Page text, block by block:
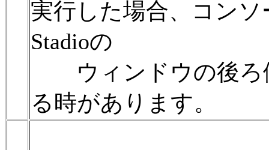
実行した場合、コン
Stadioの
ウィンドウの後ろ
る時があります。